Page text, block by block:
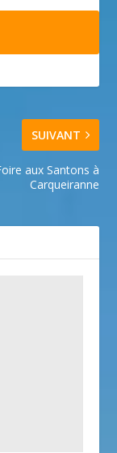
SUIVANT
aux Santons à
Carqueiranne